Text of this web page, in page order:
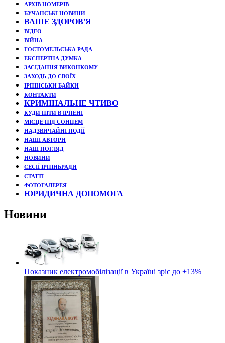
АРХІВ НОМЕРІВ
БУЧАНСЬКІ НОВИНИ
ВАШЕ ЗДОРОВ'Я
ВІДЕО
ВІЙНА
ГОСТОМЕЛЬСЬКА РАДА
ЕКСПЕРТНА ДУМКА
ЗАСІДАННЯ ВИКОНКОМУ
ЗАХОДЬ ДО СВОЇХ
ІРПІНСЬКИ БАЙКИ
КОНТАКТИ
КРИМІНАЛЬНЕ ЧТИВО
КУДИ ПІТИ В ІРПЕНІ
МІСЦЕ ПІД СОНЦЕМ
НАДЗВИЧАЙНІ ПОДЇЇ
НАШІ АВТОРИ
НАШ ПОГЛЯД
НОВИНИ
СЕСІЇ ІРПІНЬРАДИ
СТАТТІ
ФОТОГАЛЕРЕЯ
ЮРИДИЧНА ДОПОМОГА
Новини
Показник електромобілізації в Україні зріс до +13%